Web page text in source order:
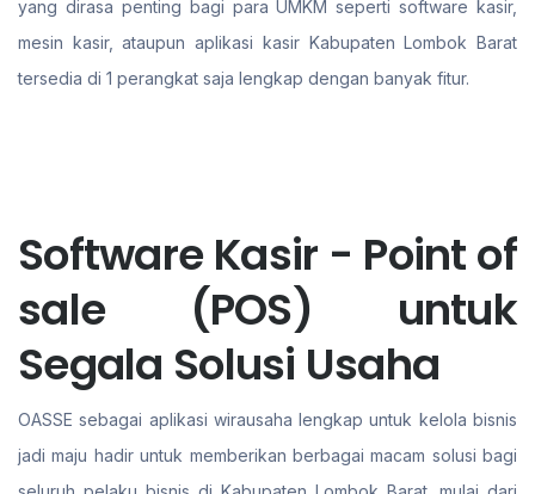
yang dirasa penting bagi para UMKM seperti software kasir,
mesin kasir, ataupun aplikasi kasir Kabupaten Lombok Barat
tersedia di 1 perangkat saja lengkap dengan banyak fitur.
Software Kasir - Point of
sale (POS) untuk
Segala Solusi Usaha
OASSE sebagai aplikasi wirausaha lengkap untuk kelola bisnis
jadi maju hadir untuk memberikan berbagai macam solusi bagi